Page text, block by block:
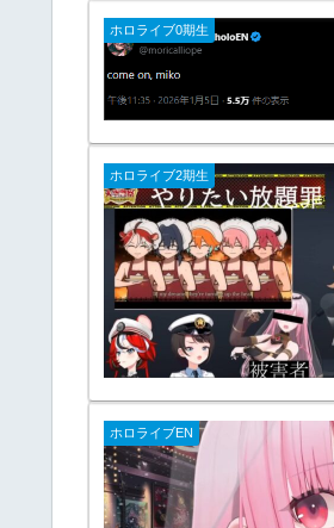
ホロライブ0期生
ホロライブ2期生
ホロライブEN